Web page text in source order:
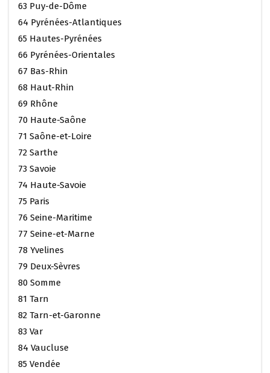
63 Puy-de-Dôme
64 Pyrénées-Atlantiques
65 Hautes-Pyrénées
66 Pyrénées-Orientales
67 Bas-Rhin
68 Haut-Rhin
69 Rhône
70 Haute-Saône
71 Saône-et-Loire
72 Sarthe
73 Savoie
74 Haute-Savoie
75 Paris
76 Seine-Maritime
77 Seine-et-Marne
78 Yvelines
79 Deux-Sèvres
80 Somme
81 Tarn
82 Tarn-et-Garonne
83 Var
84 Vaucluse
85 Vendée